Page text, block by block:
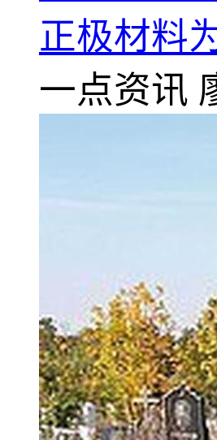
正极材料
一点资讯